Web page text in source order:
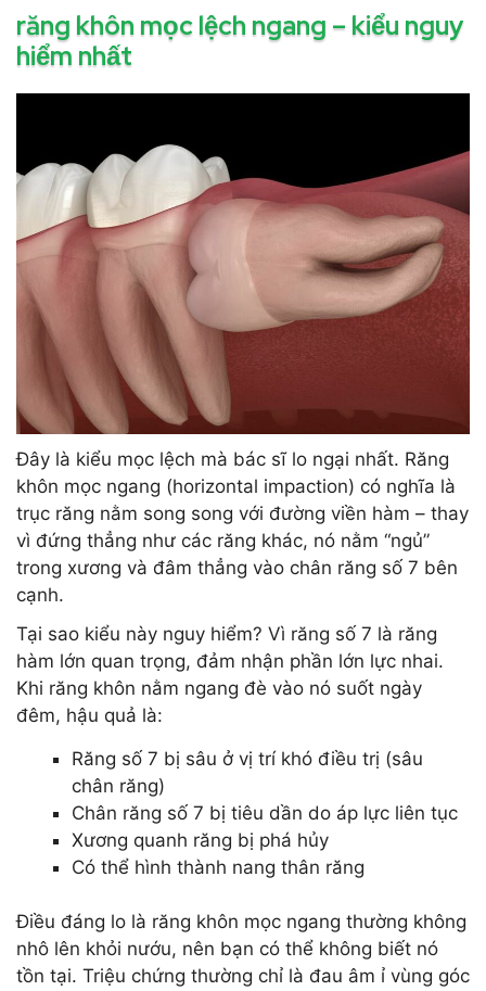
răng khôn mọc lệch ngang – kiểu nguy
hiểm nhất
Đây là kiểu mọc lệch mà bác sĩ lo ngại nhất. Răng
khôn mọc ngang (horizontal impaction) có nghĩa là
trục răng nằm song song với đường viền hàm – thay
vì đứng thẳng như các răng khác, nó nằm “ngủ”
trong xương và đâm thẳng vào chân răng số 7 bên
cạnh.
Tại sao kiểu này nguy hiểm? Vì răng số 7 là răng
hàm lớn quan trọng, đảm nhận phần lớn lực nhai.
Khi răng khôn nằm ngang đè vào nó suốt ngày
đêm, hậu quả là:
Răng số 7 bị sâu ở vị trí khó điều trị (sâu
chân răng)
Chân răng số 7 bị tiêu dần do áp lực liên tục
Xương quanh răng bị phá hủy
Có thể hình thành nang thân răng
Điều đáng lo là răng khôn mọc ngang thường không
nhô lên khỏi nướu, nên bạn có thể không biết nó
tồn tại. Triệu chứng thường chỉ là đau âm ỉ vùng góc